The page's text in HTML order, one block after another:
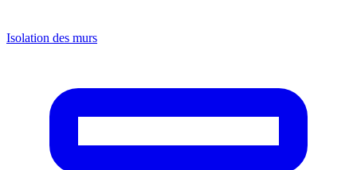
Isolation des murs